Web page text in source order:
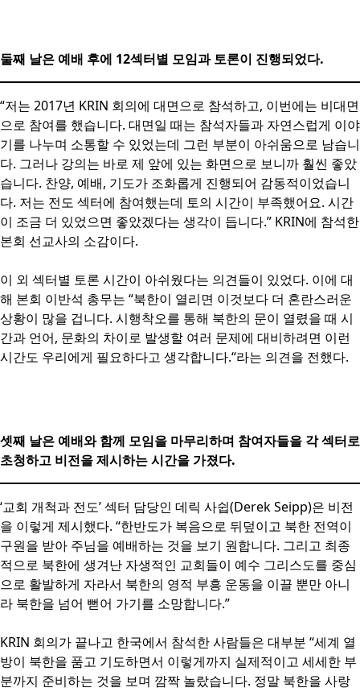
둘째 날은 예배 후에 12섹터별 모임과 토론이 진행되었다.
“저는 2017년 KRIN 회의에 대면으로 참석하고, 이번에는 비대면
으로 참여를 했습니다. 대면일 때는 참석자들과 자연스럽게 이야
기를 나누며 소통할 수 있었는데 그런 부분이 아쉬움으로 남습니
다. 그러나 강의는 바로 제 앞에 있는 화면으로 보니까 훨씬 좋았
습니다. 찬양, 예배, 기도가 조화롭게 진행되어 감동적이었습니
다. 저는 전도 섹터에 참여했는데 토의 시간이 부족했어요. 시간
이 조금 더 있었으면 좋았겠다는 생각이 듭니다.” KRIN에 참석한
본회 선교사의 소감이다.
이 외 섹터별 토론 시간이 아쉬웠다는 의견들이 있었다. 이에 대
해 본회 이반석 총무는 “북한이 열리면 이것보다 더 혼란스러운
상황이 많을 겁니다. 시행착오를 통해 북한의 문이 열렸을 때 시
간과 언어, 문화의 차이로 발생할 여러 문제에 대비하려면 이런
시간도 우리에게 필요하다고 생각합니다.“라는 의견을 전했다.
셋째 날은 예배와 함께 모임을 마무리하며 참여자들을 각 섹터로
초청하고 비전을 제시하는 시간을 가졌다.
‘교회 개척과 전도’ 섹터 담당인 데릭 사쉽(Derek Seipp)은 비전
을 이렇게 제시했다. “한반도가 복음으로 뒤덮이고 북한 전역이
구원을 받아 주님을 예배하는 것을 보기 원합니다. 그리고 최종
적으로 북한에 생겨난 자생적인 교회들이 예수 그리스도를 중심
으로 활발하게 자라서 북한의 영적 부흥 운동을 이끌 뿐만 아니
라 북한을 넘어 뻗어 가기를 소망합니다.”
KRIN 회의가 끝나고 한국에서 참석한 사람들은 대부분 “세계 열
방이 북한을 품고 기도하면서 이렇게까지 실제적이고 세세한 부
분까지 준비하는 것을 보며 깜짝 놀랐습니다. 정말 북한을 사랑